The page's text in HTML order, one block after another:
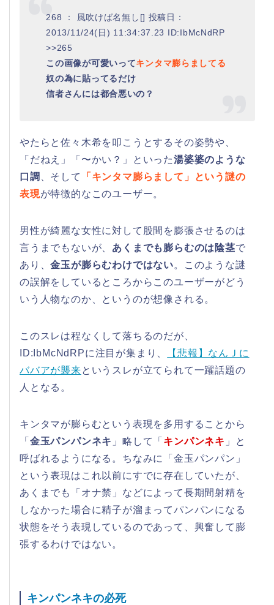
268 ： 風吹けば名無し[] 投稿日：
2013/11/24(日) 11:34:37.23 ID:IbMcNdRP
>>265
この画像が可愛いってキンタマ膨らましてる
奴の為に貼ってるだけ
信者さんには都合悪いの？
やたらと佐々木希を叩こうとするその姿勢や、
「だねえ」「〜かい？」といった湯婆婆のような
口調
、そして
「キンタマ膨らまして」という謎の
表現が特徴的なこのユーザー。
男性が綺麗な女性に対して股間を膨張させるのは
言うまでもないが、 あくまでも膨らむのは陰茎で
あり、金玉が膨らむわけではない。このような謎
の誤解をしているところからこのユーザーがどう
いう人物なのか、というのが想像される。
このスレは程なくして落ちるのだが、
ID:IbMcNdRPに注目が集まり、
【悲報】なんＪに
ババアが襲来というスレが立てられて一躍話題の
人となる。
キンタマが膨らむという表現を多用することから
「 金玉パンパンネキ 」略して「 キンパンネキ 」と
呼ばれるようになる。ちなみに「金玉パンパン」
という表現はこれ以前にすでに存在していたが、
あくまでも「オナ禁」などによって長期間射精を
しなかった場合に精子が溜まってパンパンになる
状態をそう表現しているのであって、興奮して膨
張するわけではない。
キンパンネキの必死